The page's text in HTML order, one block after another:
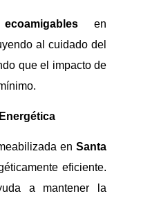
en
al cuidado del
que el impacto de
en Santa
eficiente.
a mantener la